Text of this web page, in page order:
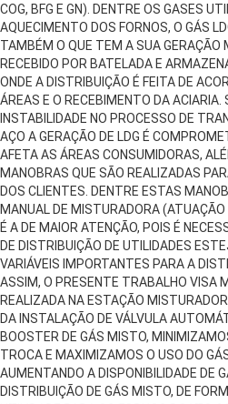
COG, BFG E GN). DENTRE OS GASES
AQUECIMENTO DOS FORNOS, O GÁS
TAMBÉM O QUE TEM A SUA GERAÇÃO
RECEBIDO POR BATELADA E
ONDE A DISTRIBUIÇÃO É FEITA DE
ÁREAS E O RECEBIMENTO DA ACIARIA.
INSTABILIDADE NO PROCESSO DE
AÇO A GERAÇÃO DE LDG É
AFETA AS ÁREAS CONSUMIDORAS,
MANOBRAS QUE SÃO REALIZADAS
DOS CLIENTES. DENTRE ESTAS
MANUAL DE MISTURADORA
É A DE MAIOR ATENÇÃO, POIS É
DE DISTRIBUIÇÃO DE UTILIDADES
VARIÁVEIS IMPORTANTES PARA A
ASSIM, O PRESENTE TRABALHO VISA
REALIZADA NA ESTAÇÃO
DA INSTALAÇÃO DE VÁLVULA
BOOSTER DE GÁS MISTO,
TROCA E MAXIMIZAMOS O USO DO
AUMENTANDO A DISPONIBILIDADE DE
DISTRIBUIÇÃO DE GÁS MISTO, DE